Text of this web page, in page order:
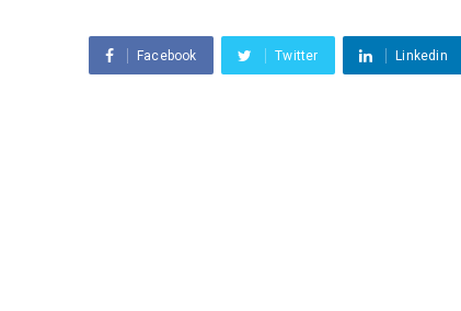
Facebook Twitter Linkedin